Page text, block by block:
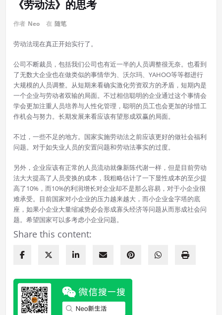
《劳动法》的思考
作者 Neo 在 随笔
劳动法现在真正开始实行了。
公司不断裁员，包括我们公司也有近一半的人员调整很无奈。也看到
了无数大企业也在做类似的事情华为、沃尔玛、YAHOO等等都进行
大规模的人员调整。从短期来看确实激化劳资双方的矛盾，短期内是
一个企业与劳动者双输的局面。不过相信聪明的企业通过这个事情会
学会更加注重人员培养与人性化管理，聪明的员工也会更加的珍惜工
作机会与努力。长期发展来看应该有望形成双赢的局面。
不过，一些不足的地方。国家实施劳动法之前应该更好的做社会福利
问题。对于如失业人员的安置问题和劳动法事实的过度。
另外，企业应该有正常的人员流动就像新陈代谢一样，但是目前劳动
法大大提高了人员变换的成本，我粗略估计了一下显性成本的至少提
高了10%，而10%的利润增长对企业却不是那么容易，对于小企业很
难承受。目前国家对小企业的压力越来越大，而小企业金字塔的底
座，如果小企业大量缩减势必会形成寡头经济等问题从而形成社会问
题。希望国家可以多考虑小企业问题。
Share this content: